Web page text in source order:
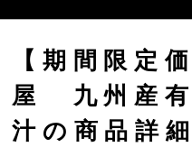
【期間限定
屋 九州産有
汁の商品詳